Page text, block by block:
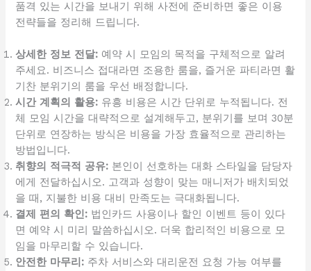
품격 있는 시간을 보내기 위해 사전에 준비하면 좋은 이용
전략들을 정리해 드립니다.
상세한 정보 전달: 예약 시 모임의 목적을 구체적으로 알려
주세요. 비즈니스 접대라면 조용한 룸을, 즐거운 파티라면 활
기찬 분위기의 룸을 우선 배정합니다.
시간 계획의 활용: 유흥 비용은 시간 단위로 누적됩니다. 전
체 모임 시간을 대략적으로 설계해두고, 분위기를 보며 30분
단위로 연장하는 방식은 비용을 가장 효율적으로 관리하는
방법입니다.
취향의 적극적 공유: 본인이 선호하는 대화 스타일을 담당자
에게 전달하십시오. 고객과 성향이 맞는 매니저가 배치되었
을 때, 지불한 비용 대비 만족도는 극대화됩니다.
결제 편의 확인: 법인카드 사용이나 할인 이벤트 등이 있다
면 예약 시 미리 말씀하십시오. 더욱 합리적인 비용으로 모
임을 마무리할 수 있습니다.
안전한 마무리: 주차 서비스와 대리운전 요청 가능 여부를